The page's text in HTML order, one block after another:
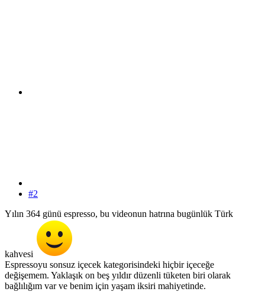
#2
Yılın 364 günü espresso, bu videonun hatrına bugünlük Türk
kahvesi
Espressoyu sonsuz içecek kategorisindeki hiçbir içeceğe
değişemem. Yaklaşık on beş yıldır düzenli tüketen biri olarak
bağlılığım var ve benim için yaşam iksiri mahiyetinde.